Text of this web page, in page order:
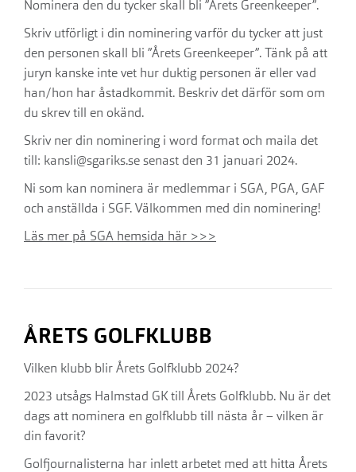
Nominera den du tycker skall bli ”Årets Greenkeeper”.
Skriv utförligt i din nominering varför du tycker att just
den personen skall bli ”Årets Greenkeeper”. Tänk på att
juryn kanske inte vet hur duktig personen är eller vad
han/hon har åstadkommit. Beskriv det därför som om
du skrev till en okänd.
Skriv ner din nominering i word format och maila det
till: kansli@sgariks.se senast den 31 januari 2024.
Ni som kan nominera är medlemmar i SGA, PGA, GAF
och anställda i SGF. Välkommen med din nominering!
Läs mer på SGA hemsida här >>>
ÅRETS GOLFKLUBB
Vilken klubb blir Årets Golfklubb 2024?
2023 utsågs Halmstad GK till Årets Golfklubb. Nu är det
dags att nominera en golfklubb till nästa år – vilken är
din favorit?
Golfjournalisterna har inlett arbetet med att hitta Årets